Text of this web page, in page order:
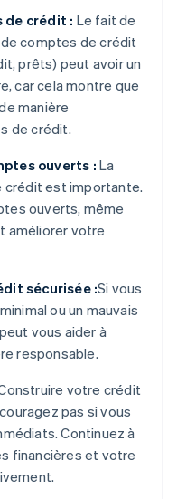
crédit : Le fait de
comptes de crédit
prêts) peut avoir un
car cela montre que
manière
de crédit.
ouverts : La
crédit est importante.
ouverts, même
améliorer votre
sécurisée :Si vous
ou un mauvais
peut vous aider à
responsable.
votre crédit
pas si vous
Continuez à
financières et votre